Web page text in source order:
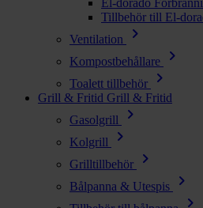
El-dorado
Tillbehör till El-
Ventilation
chevron_right
Kompostbehållare chevron_right
Toalett tillbehör chevron_right
Grill & Fritid Grill & Fritid
Gasolgrill
chevron_right
Kolgrill chevron_right
Grilltillbehör chevron_right
Bålpanna & Utespis chevron_right
chevron_right